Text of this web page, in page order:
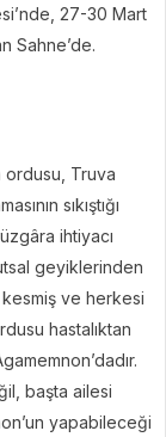
27-30 Mart
Sahne’de.
ordusu, Truva
sıkıştığı
ihtiyacı
geyiklerinden
kesmiş ve herkesi
hastalıktan
başta ailesi
yapabileceği